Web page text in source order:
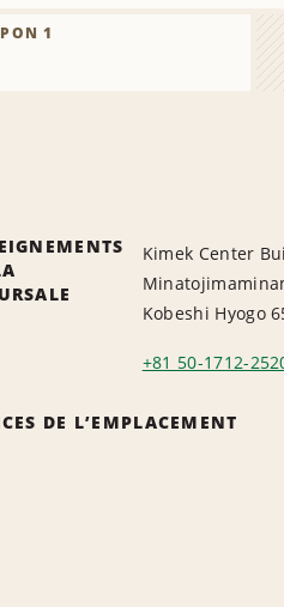
1
Kimek Center
Kobeshi Hyogo
+81 50-1712-
DE L’EMPLACEMENT